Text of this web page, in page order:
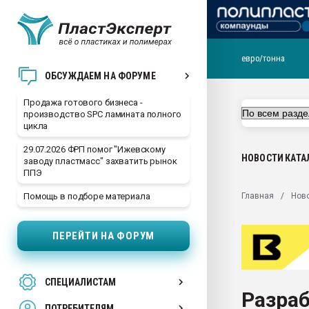
ОБСУЖДАЕМ НА ФОРУМЕ
Продажа готового бизнеса -
производство SPC ламината полного
цикла
29.07.2026 ФРП помог "Ижевскому
заводу пластмасс" захватить рынок
ППЭ
Помощь в подборе материала
ПЕРЕЙТИ НА ФОРУМ
СПЕЦИАЛИСТАМ
28.07.2026
Всё, что касается
Материал
Продам отходы
поликарбоната и АБС-
Armaloy PC/ABS-1IM
евро/тонна
НОВОСТИ
Главная